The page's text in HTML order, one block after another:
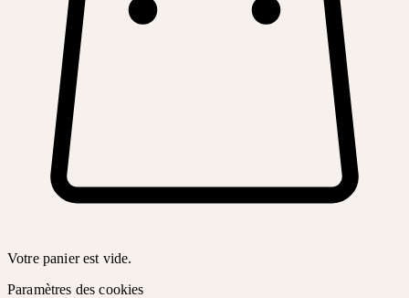
Votre panier est vide.
Paramètres des cookies